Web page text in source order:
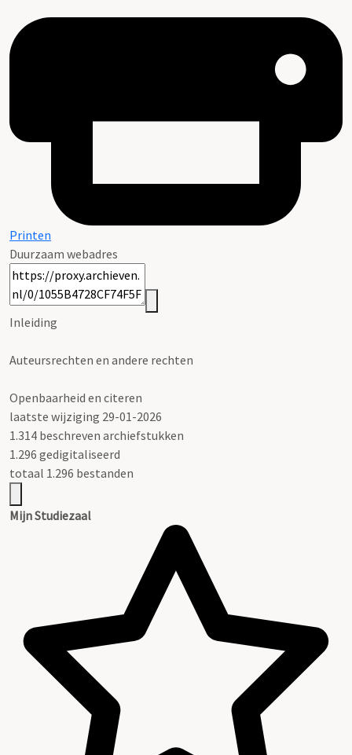
Printen
Duurzaam webadres
Inleiding
Auteursrechten en andere rechten
Openbaarheid en citeren
laatste wijziging 29-01-2026
1.314 beschreven archiefstukken
1.296 gedigitaliseerd
totaal 1.296 bestanden
Mijn Studiezaal